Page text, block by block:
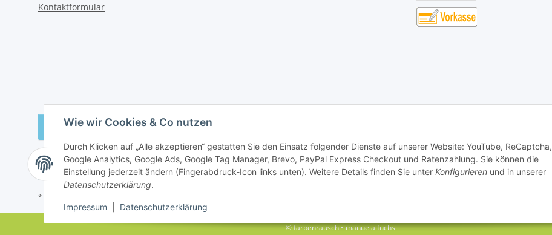
Wie wir Cookies & Co nutzen
Durch Klicken auf „Alle akzeptieren“ gestatten Sie den Einsatz folgender Dienste auf unserer Website: YouTube, ReCaptcha,
Google Analytics, Google Ads, Google Tag Manager, Brevo, PayPal Express Checkout und Ratenzahlung. Sie können die
Einstellung jederzeit ändern (Fingerabdruck-Icon links unten). Weitere Details finden Sie unter Konfigurieren und in unserer
Datenschutzerklärung.
Impressum Datenschutzerklärung
Kontaktformular
Vertrag widerrufen
* Alle Preise inkl. gesetzlicher USt., zzgl.
© farbenrausch • manuela fuchs